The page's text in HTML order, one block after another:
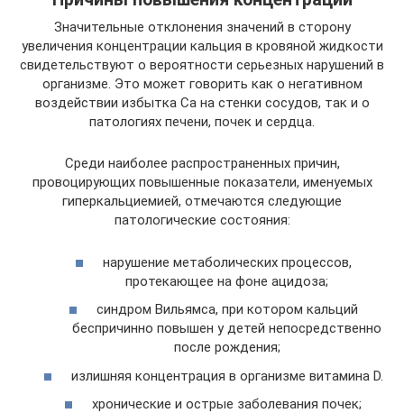
Значительные отклонения значений в сторону
увеличения концентрации кальция в кровяной жидкости
свидетельствуют о вероятности серьезных нарушений в
организме. Это может говорить как о негативном
воздействии избытка Са на стенки сосудов, так и о
патологиях печени, почек и сердца.
Среди наиболее распространенных причин,
провоцирующих повышенные показатели, именуемых
гиперкальциемией, отмечаются следующие
патологические состояния:
нарушение метаболических процессов,
протекающее на фоне ацидоза;
синдром Вильямса, при котором кальций
беспричинно повышен у детей непосредственно
после рождения;
излишняя концентрация в организме витамина D.
хронические и острые заболевания почек;